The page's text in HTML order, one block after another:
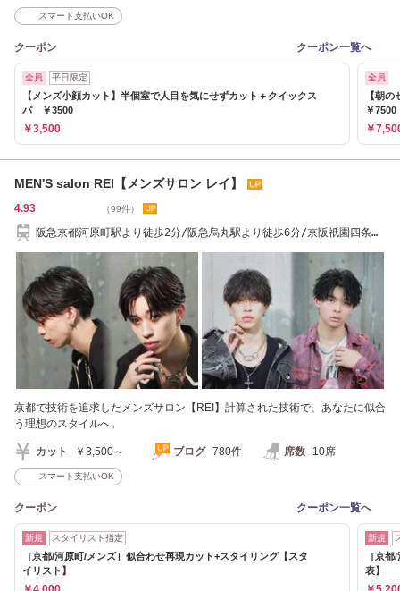
スマート支払いOK
クーポン クーポン一覧へ
全員 平日限定
【メンズ小顔カット】半個室で人目を気にせずカット＋クイックス
パ ￥3500
￥3,500
全員
【朝
￥7500
￥
MEN'S salon REI【メンズサロン レイ】
4.93 （99件）
阪急京都河原町駅より徒歩2分/阪急烏丸駅より徒歩6分/京阪祇園四条駅
京都で技術を追求したメンズサロン【REI】計算された技術で、あなたに似合
う理想のスタイルへ。
カット ￥3,500～ ブログ 780件 席数 10席
スマート支払いOK
クーポン クーポン一覧へ
新規 スタイリスト指定
［京都/河原町/メンズ］似合わせ再現カット+スタイリング【スタ
イリスト】
新規
［京
表】